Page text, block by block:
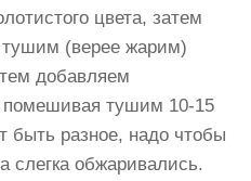
цвета, затем
(верее жарим)
добавляем
помешивая тушим 10-15
быть разное, надо чтобы
слегка обжаривались.